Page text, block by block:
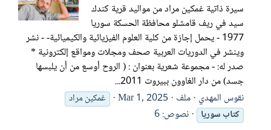
سيرة ذاتية غمكين مراد من مواليد قرية كندك
سيد في ريف قامشلو محافظة الحسكة سوريا
1977 - يحمل إجازة من كلية العلوم الفيزيائية والكيميائية- - نشر
وينشر في الدوريات العربية صحف ومجلات ومواقع إلكترونية *
صدر له: - مجموعة شعرية بعنوان : ( الروح أوسع من أن يلبسها
جسد) من دار الغاوون ببيروت 2011...
نقوس المهدي ملف Mar 1, 2025
غمكين مراد
كتابسوريا نصوص: 6